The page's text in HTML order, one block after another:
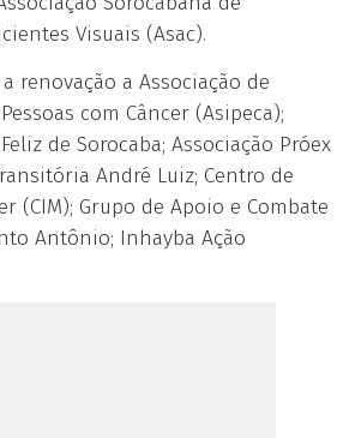
Visuais (Asac).
renovação a Associação de
com Câncer (Asipeca);
de Sorocaba; Associação Próex
André Luiz; Centro de
(CIM); Grupo de Apoio e Combate
Antônio; Inhayba Ação